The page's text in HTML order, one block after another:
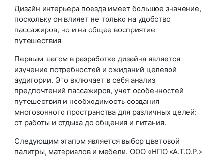
Дизайн интерьера поезда имеет большое значение,
поскольку он влияет не только на удобство
пассажиров, но и на общее восприятие
путешествия.
Первым шагом в разработке дизайна является
изучение потребностей и ожиданий целевой
аудитории. Это включает в себя анализ
предпочтений пассажиров, учет особенностей
путешествия и необходимость создания
многозонного пространства для различных целей:
от работы и отдыха до общения и питания.
Следующим этапом является выбор цветовой
палитры, материалов и мебели. ООО «НПО «А.Т.О.Р.»